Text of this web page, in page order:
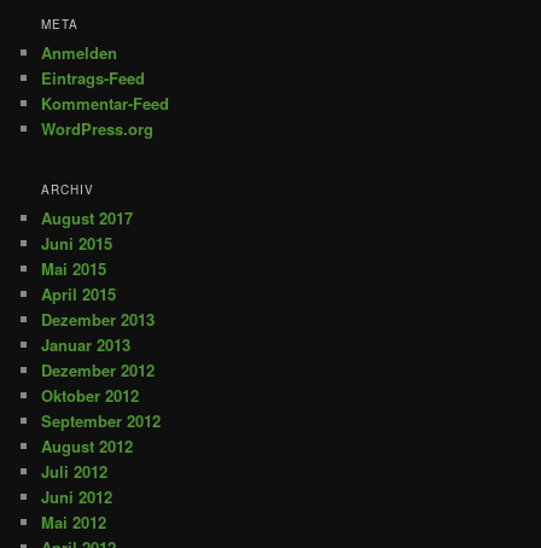
META
Anmelden
Eintrags-Feed
Kommentar-Feed
WordPress.org
ARCHIV
August 2017
Juni 2015
Mai 2015
April 2015
Dezember 2013
Januar 2013
Dezember 2012
Oktober 2012
September 2012
August 2012
Juli 2012
Juni 2012
Mai 2012